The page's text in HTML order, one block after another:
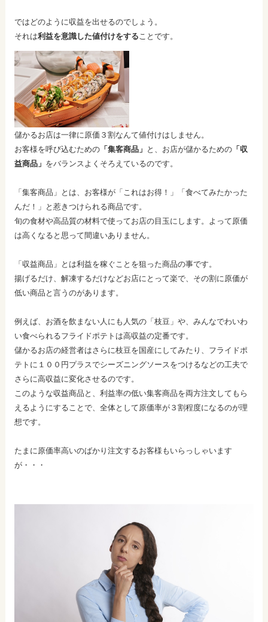
ではどのように収益を出せるのでしょう。
それは利益を意識した値付けをする ことです。
儲かるお店は一律に原価３割なんて値付けはしません。
お客様を呼び込むための「集客商品」 と、お店が儲かるための「収
益商品」 をバランスよくそろえているのです。
「集客商品」とは、お客様が「これはお得！」「食べてみたかった
んだ！」と惹きつけられる商品です。
旬の食材や高品質の材料で使ってお店の目玉にします。よって原価
は高くなると思って間違いありません。
「収益商品」とは利益を稼ぐことを狙った商品の事です。
揚げるだけ、解凍するだけなどお店にとって楽で、その割に原価が
低い商品と言うのがあります。
例えば、お酒を飲まない人にも人気の「枝豆」や、みんなでわいわ
い食べられるフライドポテトは高収益の定番です。
儲かるお店の経営者はさらに枝豆を国産にしてみたり、フライドポ
テトに１００円プラスでシーズニングソースをつけるなどの工夫で
さらに高収益に変化させるのです。
このような収益商品と、利益率の低い集客商品を両方注文してもら
えるようにすることで、全体として原価率が３割程度になるのが理
想です。
たまに原価率高いのばかり注文するお客様もいらっしゃいます
が・・・